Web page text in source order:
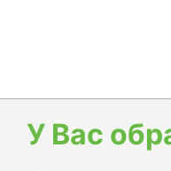
У Вас